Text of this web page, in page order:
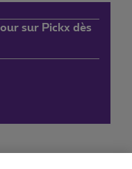
sur Pickx dès